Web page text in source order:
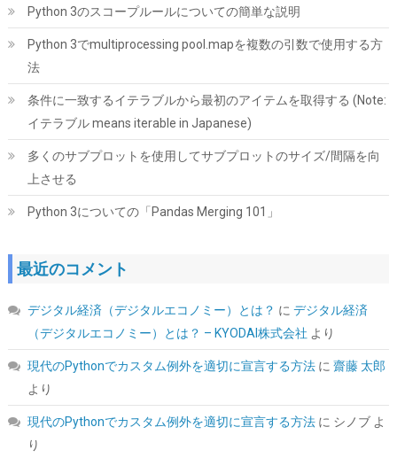
【整備済み品】 Earth Dreams内蔵 HDD 2TB 3.5インチ デスクト
ップPC 増設・データバックアップ用 ハードディスク 保証1年
(538578) GBP 45.07 (2026-08-11 04:06 GMT +09:00 時点 -
こちら)
ASUS 1スロットサイズで完全ファンレスを実現したGT 710ビデ
オカード GT710-SL-2GD5-BRK-EVO/国内正規代理店品
Python 3のスコープルールについての簡単な説明
Python 3でmultiprocessing pool.mapを複数の引数で使用する方
法
条件に一致するイテラブルから最初のアイテムを取得する (Note:
イテラブル means iterable in Japanese)
多くのサブプロットを使用してサブプロットのサイズ/間隔を向
上させる
Python 3についての「Pandas Merging 101」
最近のコメント
デジタル経済（デジタルエコノミー）とは？ に デジタル経済
（デジタルエコノミー）とは？ – KYODAI株式会社 より
現代のPythonでカスタム例外を適切に宣言する方法に 齋藤 太郎
より
現代のPythonでカスタム例外を適切に宣言する方法に シノブよ
り